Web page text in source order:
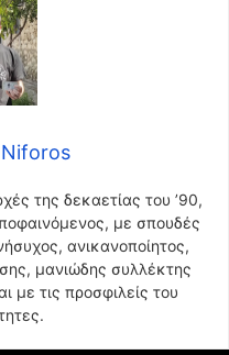
της δεκαετίας του ’90,
με σπουδές
ανικανοποίητος,
μανιώδης συλλέκτης
με τις προσφιλείς του